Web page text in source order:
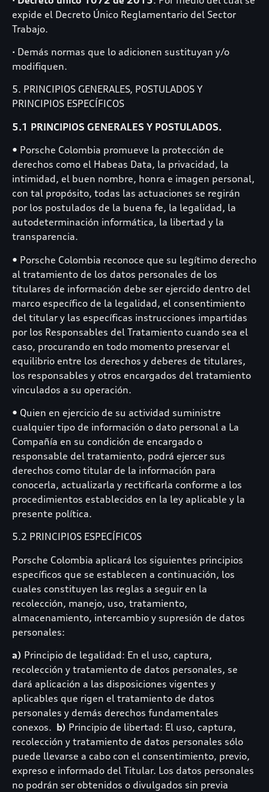
expide el Decreto Único Reglamentario del Sector
Trabajo.
▪ Demás normas que lo adicionen sustituyan y/o
modifiquen.
5. PRINCIPIOS GENERALES, POSTULADOS Y
PRINCIPIOS ESPECÍFICOS
5.1 PRINCIPIOS GENERALES Y POSTULADOS.
• Porsche Colombia promueve la protección de
derechos como el Habeas Data, la privacidad, la
intimidad, el buen nombre, honra e imagen personal,
con tal propósito, todas las actuaciones se regirán
por los postulados de la buena fe, la legalidad, la
autodeterminación informática, la libertad y la
transparencia.
• Porsche Colombia reconoce que su legítimo derecho
al tratamiento de los datos personales de los
titulares de información debe ser ejercido dentro del
marco específico de la legalidad, el consentimiento
del titular y las específicas instrucciones impartidas
por los Responsables del Tratamiento cuando sea el
caso, procurando en todo momento preservar el
equilibrio entre los derechos y deberes de titulares,
los responsables y otros encargados del tratamiento
vinculados a su operación.
• Quien en ejercicio de su actividad suministre
cualquier tipo de información o dato personal a La
Compañía en su condición de encargado o
responsable del tratamiento, podrá ejercer sus
derechos como titular de la información para
conocerla, actualizarla y rectificarla conforme a los
procedimientos establecidos en la ley aplicable y la
presente política.
5.2 PRINCIPIOS ESPECÍFICOS
Porsche Colombia aplicará los siguientes principios
específicos que se establecen a continuación, los
cuales constituyen las reglas a seguir en la
recolección, manejo, uso, tratamiento,
almacenamiento, intercambio y supresión de datos
personales:
a) Principio de legalidad: En el uso, captura,
recolección y tratamiento de datos personales, se
dará aplicación a las disposiciones vigentes y
aplicables que rigen el tratamiento de datos
personales y demás derechos fundamentales
conexos. b) Principio de libertad: El uso, captura,
recolección y tratamiento de datos personales sólo
puede llevarse a cabo con el consentimiento, previo,
expreso e informado del Titular. Los datos personales
no podrán ser obtenidos o divulgados sin previa